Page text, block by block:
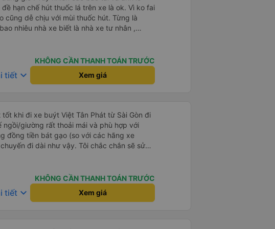
hạn chế hút thuốc lá trên xe là ok. Vì ko fai
cũng dễ chịu với mùi thuốc hút. Từng là
nhiêu nhà xe biết là nhà xe tư nhân ,
cách vận hành của Phương Trang Busline, từ
KHÔNG CẦN THANH TOÁN TRƯỚC
tiết keyboard_arrow_down Xem giá
tốt khi đi xe buýt Việt Tân Phát từ Sài Gòn đi
ngồi/giường rất thoải mái và phù hợp với
đồng tiền bát gạo (so với các hãng xe
đi dài như vậy. Tôi chắc chắn sẽ sử
KHÔNG CẦN THANH TOÁN TRƯỚC
tiết keyboard_arrow_down Xem giá